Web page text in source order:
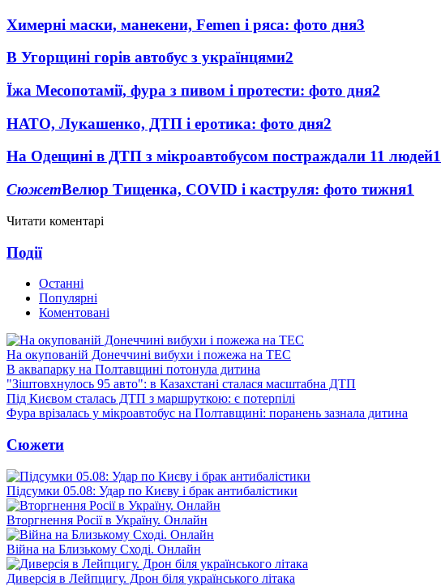
Химерні маски, манекени, Femen і ряса: фото дня3
В Угорщині горів автобус з українцями2
Їжа Месопотамії, фура з пивом і протести: фото дня2
НАТО, Лукашенко, ДТП і еротика: фото дня2
На Одещині в ДТП з мікроавтобусом постраждали 11 людей1
СюжетВелюр Тищенка, COVID і каструля: фото тижня1
Читати коментарі
Події
Останні
Популярні
Коментовані
На окупованій Донеччині вибухи і пожежа на ТЕС
В аквапарку на Полтавщині потонула дитина
"Зіштовхнулось 95 авто": в Казахстані сталася масштабна ДТП
Під Києвом сталась ДТП з маршруткою: є потерпілі
Фура врізалась у мікроавтобус на Полтавщині: поранень зазнала дитина
Сюжети
Підсумки 05.08: Удар по Києву і брак антибалістики
Вторгнення Росії в Україну. Онлайн
Війна на Близькому Сході. Онлайн
Диверсія в Лейпцигу. Дрон біля українського літака